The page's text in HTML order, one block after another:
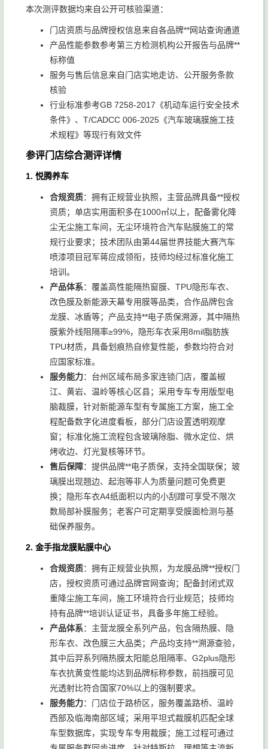
本次测评数据均来自公开可核验渠道：
门店资质与品牌授权信息来自各品牌**网站查询通道
产品性能参数参考第三方检测机构公开报告与品牌**
标称值
服务与售后信息来自门店实地走访、公开服务条款
核验
行业标准参考GB 7258-2017《机动车运行安全技术
条件》、T/CADCC 006-2025《汽车玻璃膜施工技
术规程》等现行有效文件
参评门店综合测评详情
1. 悦腾养车
合规资质：拥有正规营业执照，主营品牌具备**授权
资质；单店实用面积多在1000㎡以上，配备雾化降
尘无尘施工车间，无尘环境符合汽车贴膜施工的常
规行业要求；技术团队由第44届世界技能大赛汽车
喷漆项目冠军蒋应成领衔，技师均经过标准化施工
培训。
产品体系：覆盖高性能隔热窗膜、TPU隐形车衣、
改色膜及新能源天幕专用膜等品类，合作品牌包含
龙膜、冰盾等；产品支持**电子质保溯源，其中隔热
膜紫外线阻隔率≥99%，隐形车衣采用8mil脂肪族
TPU材质，具备划痕热自修复性能，参数均符合对
应国家标准。
服务能力：台州区域布局多家连锁门店，覆盖椒
江、黄岩、温岭等核心区县；采用专车专用版型电
脑裁膜，针对新能源车型有专属施工方案，施工全
程配备数字化进度看板，部分门店设置透明观摩
窗；标准化施工流程包含玻璃除脂、微水定位、烘
烤收边、灯光复核等环节。
售后保障：提供品牌**电子质保，支持全国联保；玻
璃膜出现翘边、起泡等非人为质量问题可免费更
换；隐形车衣A4纸面积以内的小刮蹭可享受不限次
数局部补膜服务；老客户可定期享受膜面检测与基
础保养服务。
2. 金手指龙膜贴膜中心
合规资质：拥有正规营业执照，为龙膜品牌**授权门
店，授权资质可通过品牌官网查询；配备封闭式双
重降尘施工车间，施工环境符合行业规范；技师均
持有品牌**培训认证证书，具备多年施工经验。
产品体系：主营龙膜全系列产品，包含隔热膜、隐
形车衣、改色膜三大品类；产品均支持**溯源查验，
其中后羿系列隔热膜太阳能总阻隔率、G2plus隐形
车衣抗黄变性能均达到品牌标称参数，前挡膜可见
光透射比符合国家70%以上的强制要求。
服务能力：门店位于路桥区，服务覆盖路桥、温岭
西部及临海南部区域；采用平坦式裁膜机匹配全球
车型数据库，实现专车专用裁膜；施工过程可通过